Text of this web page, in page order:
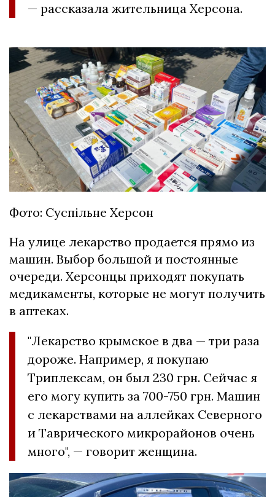
— рассказала жительница Херсона.
Фото: Суспільне Херсон
На улице лекарство продается прямо из
машин. Выбор большой и постоянные
очереди. Херсонцы приходят покупать
медикаменты, которые не могут получить
в аптеках.
"Лекарство крымское в два — три раза
дороже. Например, я покупаю
Триплексам, он был 230 грн. Сейчас я
его могу купить за 700-750 грн. Машин
с лекарствами на аллейках Северного
и Таврического микрорайонов очень
много", — говорит женщина.